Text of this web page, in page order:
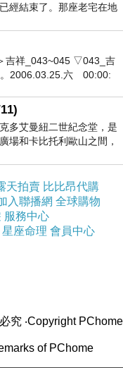
經結束了。那座老宅在地
開那片黑暗，
吉祥_043~045 ▽043_吉
2006.03.25.六 00:00:
多艾曼紐二世紀念堂，是
場和卡比托利歐山之間，
後的的第一位國
天拍賣 比比昂代購
入聯播網 全球購物
服務中心
星座命理 會員中心
究 ‧Copyright PChome
of PChome